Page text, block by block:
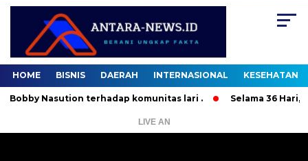
HOME BISNIS DAERAH INTERNASIONAL KESEHATAN
Nasution terhadap komunitas lari . Selama 36 Hari, 37
LIVE AN